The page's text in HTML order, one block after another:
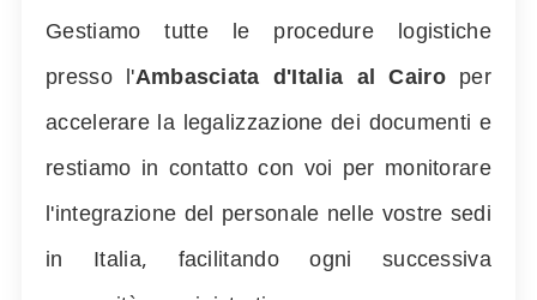
Gestiamo tutte le procedure logistiche
presso l'Ambasciata d'Italia al Cairoper
accelerare la legalizzazione dei documenti e
restiamo in contatto con voi per monitorare
l'integrazione del personale nelle vostre sedi
in Italia, facilitando ogni successiva